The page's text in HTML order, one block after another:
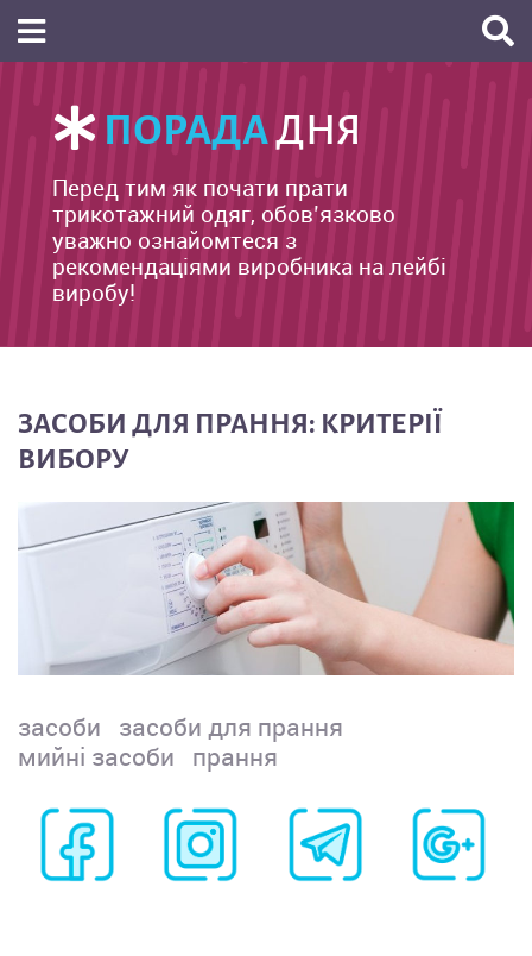
ПОРАДАДНЯ
Перед тим як почати прати
трикотажний одяг, обов’язково
уважно ознайомтеся з
рекомендаціями виробника на лейбі
виробу!
ЗАСОБИ ДЛЯ ПРАННЯ: КРИТЕРІЇ
ВИБОРУ
засоби засоби для прання
мийні засоби прання